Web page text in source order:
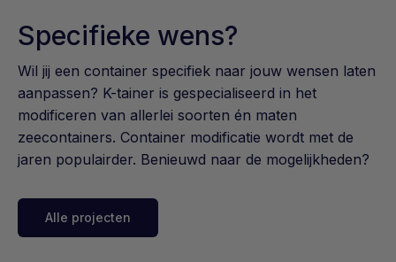
Specifieke wens?
Wil jij een container specifiek naar jouw wensen laten
aanpassen? K-tainer is gespecialiseerd in het
modificeren van allerlei soorten én maten
zeecontainers. Container modificatie wordt met de
jaren populairder. Benieuwd naar de mogelijkheden?
Alle projecten